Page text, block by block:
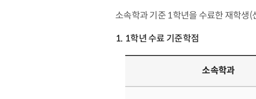
소속학과 기준 1학년을 수료한 재학생
1학년 수료 기준학점
소속학과